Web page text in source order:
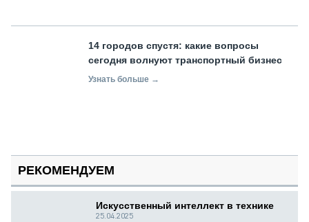
14 городов спустя: какие вопросы
сегодня волнуют транспортный бизнес
Узнать больше →
РЕКОМЕНДУЕМ
Искусственный интеллект в технике
25.04.2025